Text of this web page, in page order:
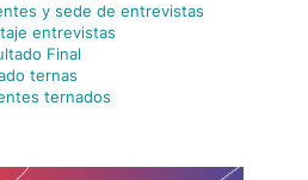
y sede de entrevistas
entrevistas
Final
ternas
ternados